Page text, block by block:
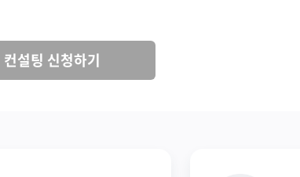
컨설팅 신청하기